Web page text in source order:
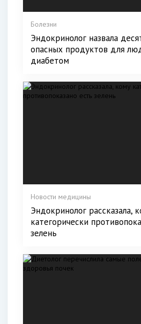
Болезни
Эндокринолог назвала
опасных продуктов для
диабетом
Новости медицины
Эндокринолог рассказала,
категорически
зелень